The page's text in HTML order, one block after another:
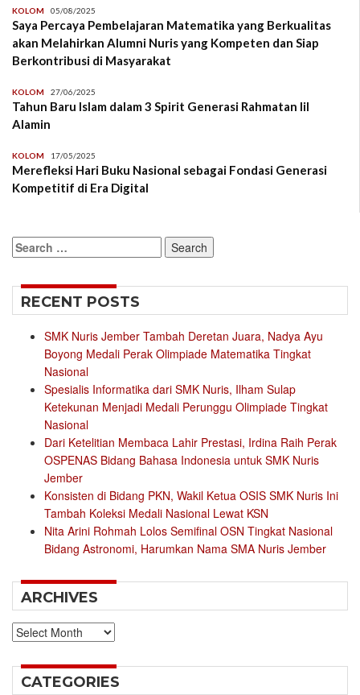
KOLOM 05/08/2025
Saya Percaya Pembelajaran Matematika yang Berkualitas
akan Melahirkan Alumni Nuris yang Kompeten dan Siap
Berkontribusi di Masyarakat
KOLOM 27/06/2025
Tahun Baru Islam dalam 3 Spirit Generasi Rahmatan lil
Alamin
KOLOM 17/05/2025
Merefleksi Hari Buku Nasional sebagai Fondasi Generasi
Kompetitif di Era Digital
Search
for:
RECENT POSTS
SMK Nuris Jember Tambah Deretan Juara, Nadya Ayu
Boyong Medali Perak Olimpiade Matematika Tingkat
Nasional
Spesialis Informatika dari SMK Nuris, Ilham Sulap
Ketekunan Menjadi Medali Perunggu Olimpiade Tingkat
Nasional
Dari Ketelitian Membaca Lahir Prestasi, Irdina Raih Perak
OSPENAS Bidang Bahasa Indonesia untuk SMK Nuris
Jember
Konsisten di Bidang PKN, Wakil Ketua OSIS SMK Nuris Ini
Tambah Koleksi Medali Nasional Lewat KSN
Nita Arini Rohmah Lolos Semifinal OSN Tingkat Nasional
Bidang Astronomi, Harumkan Nama SMA Nuris Jember
ARCHIVES
Archives
CATEGORIES